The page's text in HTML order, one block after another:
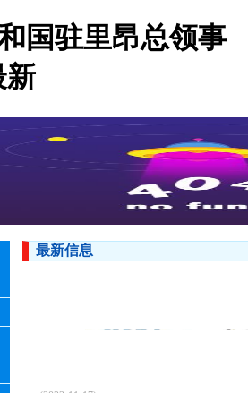
国驻里昂总领事
新
最新信息